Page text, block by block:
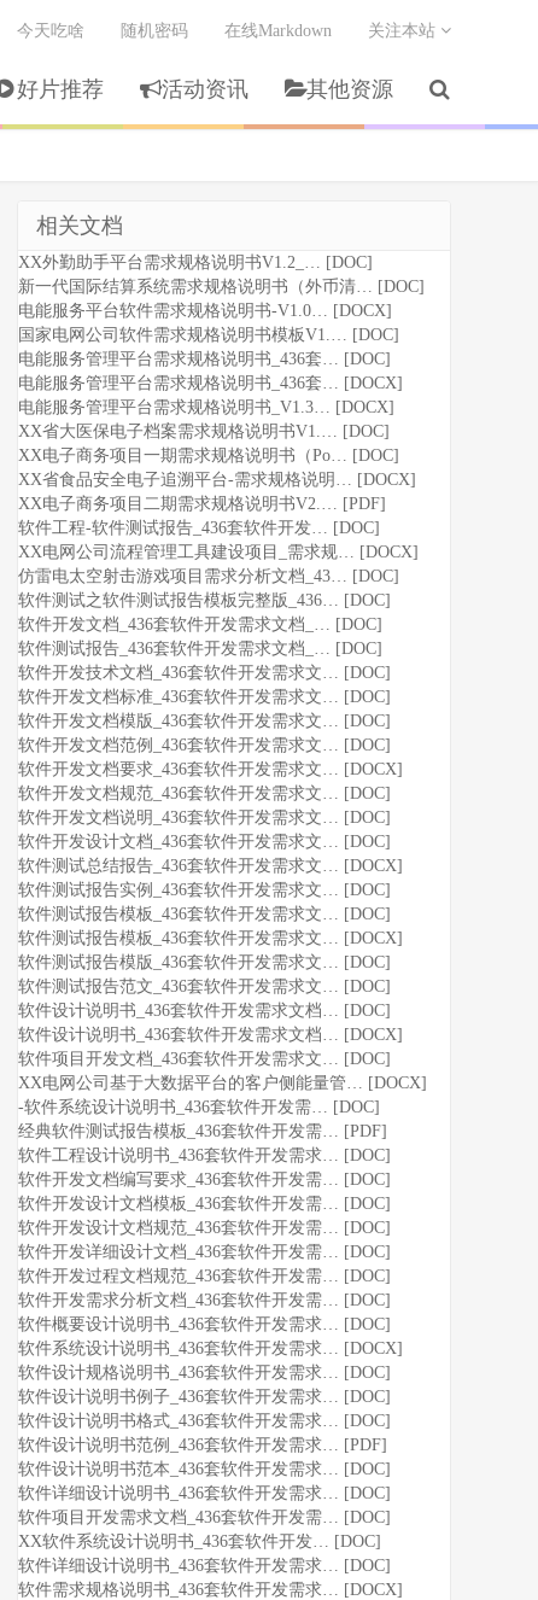
好片推荐 活动资讯 其他资源
今天吃啥 随机密码 在线Markdown 关注本站
相关文档
XX外勤助手平台需求规格说明书V1.2_… [DOC]
新一代国际结算系统需求规格说明书（外币清… [DOC]
电能服务平台软件需求规格说明书-V1.0… [DOCX]
国家电网公司软件需求规格说明书模板V1.… [DOC]
电能服务管理平台需求规格说明书_436套… [DOC]
电能服务管理平台需求规格说明书_436套… [DOCX]
电能服务管理平台需求规格说明书_V1.3… [DOCX]
XX省大医保电子档案需求规格说明书V1.… [DOC]
XX电子商务项目一期需求规格说明书（Po… [DOC]
XX省食品安全电子追溯平台-需求规格说明… [DOCX]
XX电子商务项目二期需求规格说明书V2.… [PDF]
软件工程-软件测试报告_436套软件开发… [DOC]
XX电网公司流程管理工具建设项目_需求规… [DOCX]
仿雷电太空射击游戏项目需求分析文档_43… [DOC]
软件测试之软件测试报告模板完整版_436… [DOC]
软件开发文档_436套软件开发需求文档_… [DOC]
软件测试报告_436套软件开发需求文档_… [DOC]
软件开发技术文档_436套软件开发需求文… [DOC]
软件开发文档标准_436套软件开发需求文… [DOC]
软件开发文档模版_436套软件开发需求文… [DOC]
软件开发文档范例_436套软件开发需求文… [DOC]
软件开发文档要求_436套软件开发需求文… [DOCX]
软件开发文档规范_436套软件开发需求文… [DOC]
软件开发文档说明_436套软件开发需求文… [DOC]
软件开发设计文档_436套软件开发需求文… [DOC]
软件测试总结报告_436套软件开发需求文… [DOCX]
软件测试报告实例_436套软件开发需求文… [DOC]
软件测试报告模板_436套软件开发需求文… [DOC]
软件测试报告模板_436套软件开发需求文… [DOCX]
软件测试报告模版_436套软件开发需求文… [DOC]
软件测试报告范文_436套软件开发需求文… [DOC]
软件设计说明书_436套软件开发需求文档… [DOC]
软件设计说明书_436套软件开发需求文档… [DOCX]
软件项目开发文档_436套软件开发需求文… [DOC]
XX电网公司基于大数据平台的客户侧能量管… [DOCX]
-软件系统设计说明书_436套软件开发需… [DOC]
经典软件测试报告模板_436套软件开发需… [PDF]
软件工程设计说明书_436套软件开发需求… [DOC]
软件开发文档编写要求_436套软件开发需… [DOC]
软件开发设计文档模板_436套软件开发需… [DOC]
软件开发设计文档规范_436套软件开发需… [DOC]
软件开发详细设计文档_436套软件开发需… [DOC]
软件开发过程文档规范_436套软件开发需… [DOC]
软件开发需求分析文档_436套软件开发需… [DOC]
软件概要设计说明书_436套软件开发需求… [DOC]
软件系统设计说明书_436套软件开发需求… [DOCX]
软件设计规格说明书_436套软件开发需求… [DOC]
软件设计说明书例子_436套软件开发需求… [DOC]
软件设计说明书格式_436套软件开发需求… [DOC]
软件设计说明书范例_436套软件开发需求… [PDF]
软件设计说明书范本_436套软件开发需求… [DOC]
软件详细设计说明书_436套软件开发需求… [DOC]
软件项目开发需求文档_436套软件开发需… [DOC]
XX软件系统设计说明书_436套软件开发… [DOC]
软件详细设计说明书_436套软件开发需求… [DOC]
软件需求规格说明书_436套软件开发需求… [DOCX]